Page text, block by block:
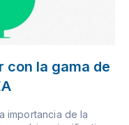
con la gama de
importancia de la